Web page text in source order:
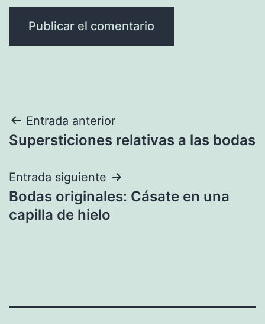
Navegación
de
entradas
Entrada anterior
Supersticiones relativas a las bodas
Entrada siguiente
Bodas originales: Cásate en una
capilla de hielo